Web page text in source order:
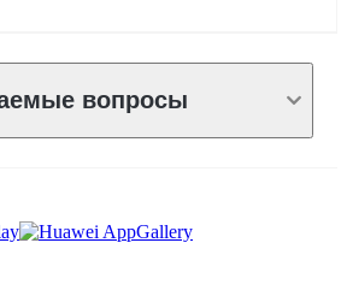
вопросы